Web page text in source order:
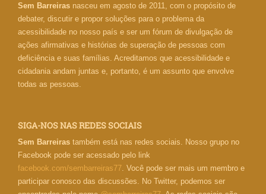
Sem Barreiras nasceu em agosto de 2011, com o propósito de
debater, discutir e propor soluções para o problema da
acessibilidade no nosso país e ser um fórum de divulgação de
ações afirmativas e histórias de superação de pessoas com
deficiência e suas famílias. Acreditamos que acessibilidade e
cidadania andam juntas e, portanto, é um assunto que envolve
todas as pessoas.
SIGA-NOS NAS REDES SOCIAIS
Sem Barreiras também está nas redes sociais. Nosso grupo no
Facebook pode ser acessado pelo link
facebook.com/sembarreiras77 . Você pode ser mais um membro e
participar conosco das discussões. No Twitter, podemos ser